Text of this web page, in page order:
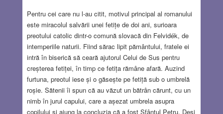
Pentru cei care nu l-au citit, motivul principal al romanului
este miracolul salvării unei fetițe de doi ani, surioara
preotului catolic dintr-o comună slovacă din Felvidék, de
intemperiile naturii. Fiind sărac lipit pământului, fratele ei
intră în biserică să ceară ajutorul Celui de Sus pentru
creșterea fetiței, în timp ce fetița rămâne afară. Auzind
furtuna, preotul iese și o găsește pe fetiță sub o umbrelă
roșie. Sătenii îi spun că au văzut un bătrân cărunt, cu un
nimb în jurul capului, care a așezat umbrela asupra
copilului și ajung la concluzia că a fost Sfântul Petru. Deși